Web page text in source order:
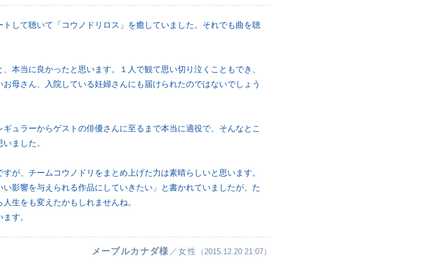
して聴いて「コウノドリロス」を癒していました。それでも曲を聴
本当に良かったと思います。１人で観て思い切り泣くこともでき、
母さん、入院している妊婦さんにも届けられたのではないでしょう
ュラーからゲストの俳優さんに至るまで本当に適役で、そんなとこ
ました。
が、チームコウノドリをまとめ上げた力は素晴らしいと思います。
影響を与えられる作品にしていきたい」と書かれていましたが、た
生をも変えたかもしれませんね。
す。
メープルカナダ様 ／女性 （2015.12.20 21:07）